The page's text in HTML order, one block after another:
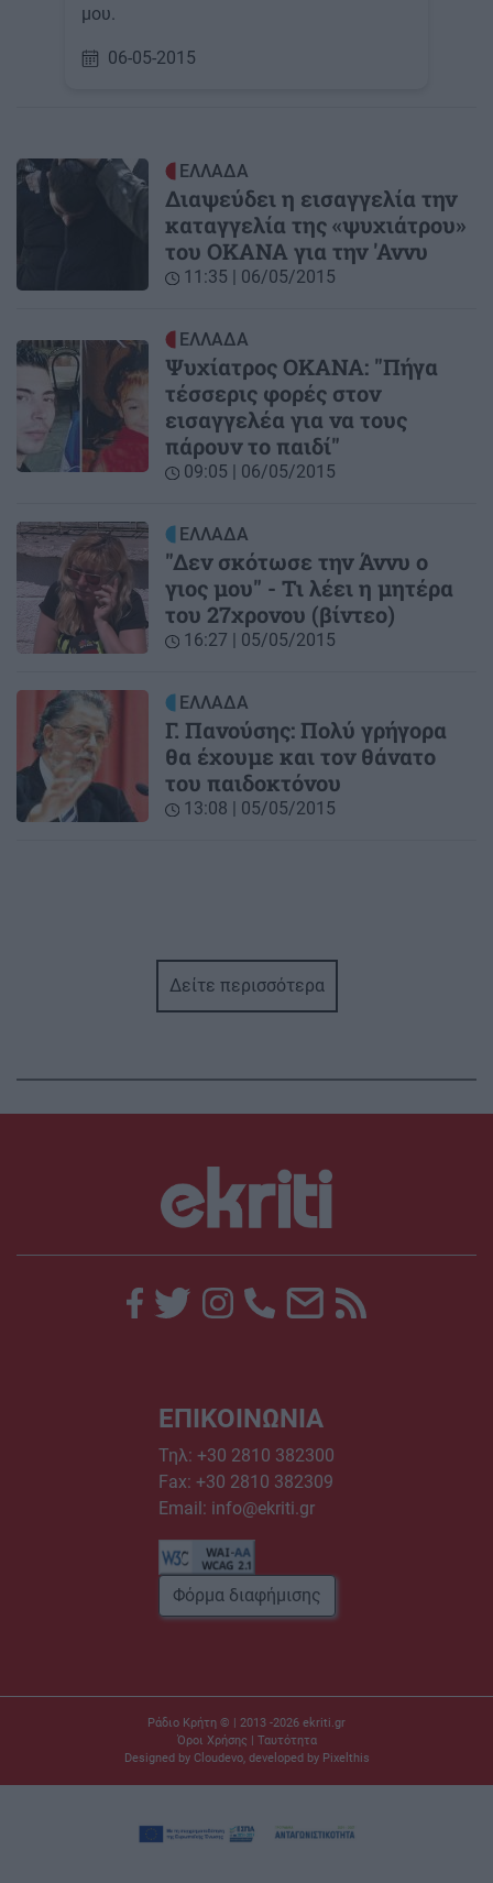
μου.
06-05-2015
ΕΛΛΑΔΑ
Διαψεύδει η εισαγγελία την
καταγγελία της «ψυχιάτρου»
του ΟΚΑΝΑ για την 'Αννυ
11:35 | 06/05/2015
ΕΛΛΑΔΑ
Ψυχίατρος ΟΚΑΝΑ: "Πήγα
τέσσερις φορές στον
εισαγγελέα για να τους
πάρουν το παιδί"
09:05 | 06/05/2015
ΕΛΛΑΔΑ
"Δεν σκότωσε την Άννυ ο
γιος μου" - Τι λέει η μητέρα
του 27χρονου (βίντεο)
16:27 | 05/05/2015
ΕΛΛΑΔΑ
Γ. Πανούσης: Πολύ γρήγορα
θα έχουμε και τον θάνατο
του παιδοκτόνου
13:08 | 05/05/2015
Δείτε περισσότερα
ΕΠΙΚΟΙΝΩΝΙΑ
Τηλ: +30 2810 382300
Fax: +30 2810 382309
Email: info@ekriti.gr
Φόρμα διαφήμισης
Ράδιο Κρήτη © | 2013 -2026 ekriti.gr
Όροι Χρήσης
Ταυτότητα
Designed by Cloudevo, developed by Pixelthis